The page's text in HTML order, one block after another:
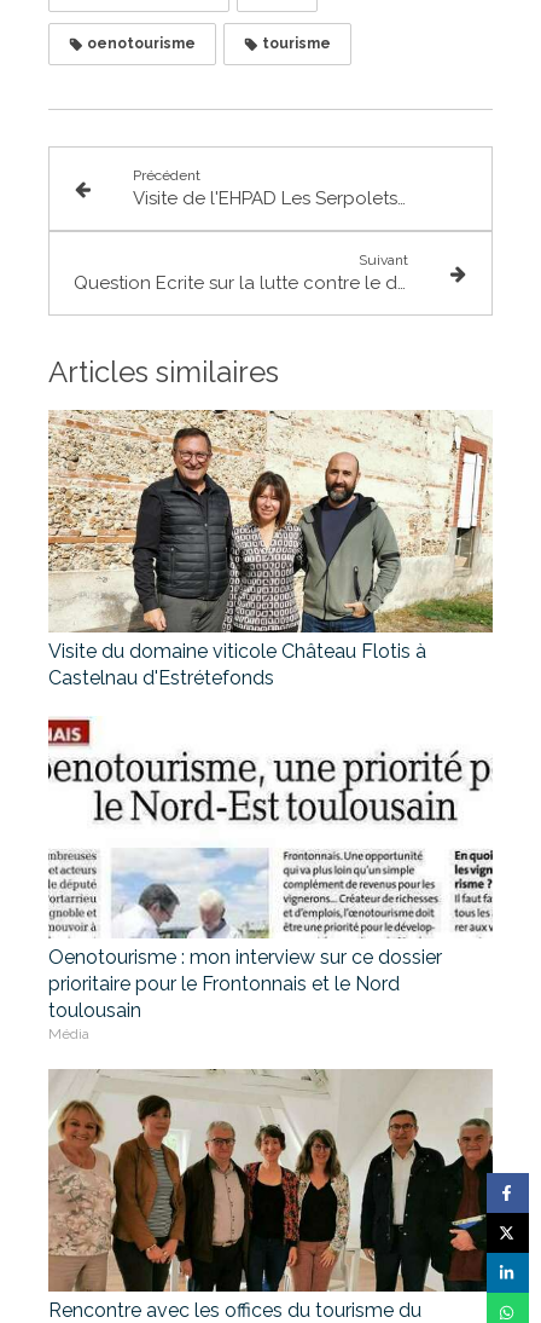
oenotourisme tourisme
Précédent
Visite de l'EHPAD Les Serpolets à Cépet
Suivant
Question Ecrite sur la lutte contre le dopage
Articles similaires
Visite du domaine viticole Château Flotis à
Castelnau d'Estrétefonds
Oenotourisme : mon interview sur ce dossier
prioritaire pour le Frontonnais et le Nord
toulousain
Média
Rencontre avec les offices du tourisme du